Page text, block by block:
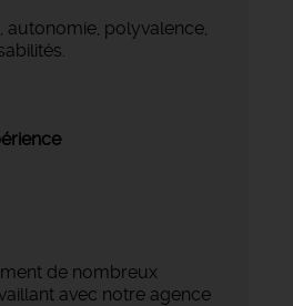
autonomie, polyvalence,
de nombreux
avec notre agence